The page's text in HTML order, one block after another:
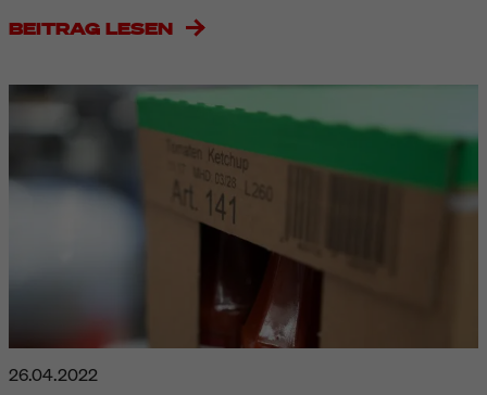
BEITRAG LESEN
26.04.2022